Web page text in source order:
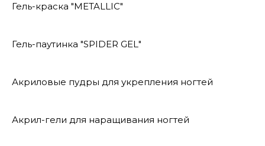
Гель-краска "METALLIC"
Гель-паутинка "SPIDER GEL"
Акриловые пудры для укрепления ногтей
Акрил-гели для наращивания ногтей